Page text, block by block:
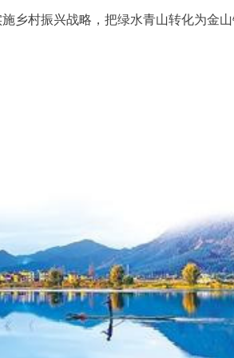
乡村振兴战略，把绿水青山转化为金